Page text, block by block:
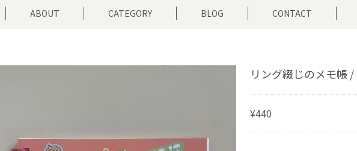
ABOUT CATEGORY BLOG CONTACT
リング綴じのメモ帳 /
¥440